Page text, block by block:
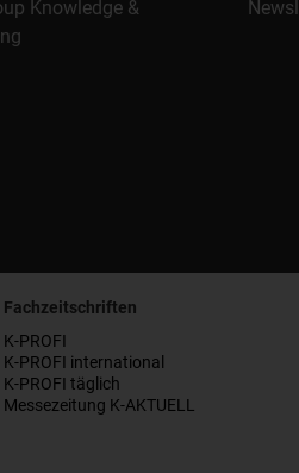
Knowledge &
Fachzeitschriften
K-PROFI
K-PROFI international
K-PROFI täglich
Messezeitung K-AKTUELL